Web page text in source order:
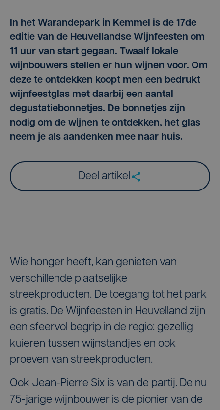
In het Warandepark in Kemmel is de 17de
editie van de Heuvellandse Wijnfeesten om
11 uur van start gegaan. Twaalf lokale
wijnbouwers stellen er hun wijnen voor. Om
deze te ontdekken koopt men een bedrukt
wijnfeestglas met daarbij een aantal
degustatiebonnetjes. De bonnetjes zijn
nodig om de wijnen te ontdekken, het glas
neem je als aandenken mee naar huis.
Deel artikel
Wie honger heeft, kan genieten van
verschillende plaatselijke
streekproducten. De toegang tot het park
is gratis. De Wijnfeesten in Heuvelland zijn
een sfeervol begrip in de regio: gezellig
kuieren tussen wijnstandjes en ook
proeven van streekproducten.
Ook Jean-Pierre Six is van de partij. De nu
75-jarige wijnbouwer is de pionier van de